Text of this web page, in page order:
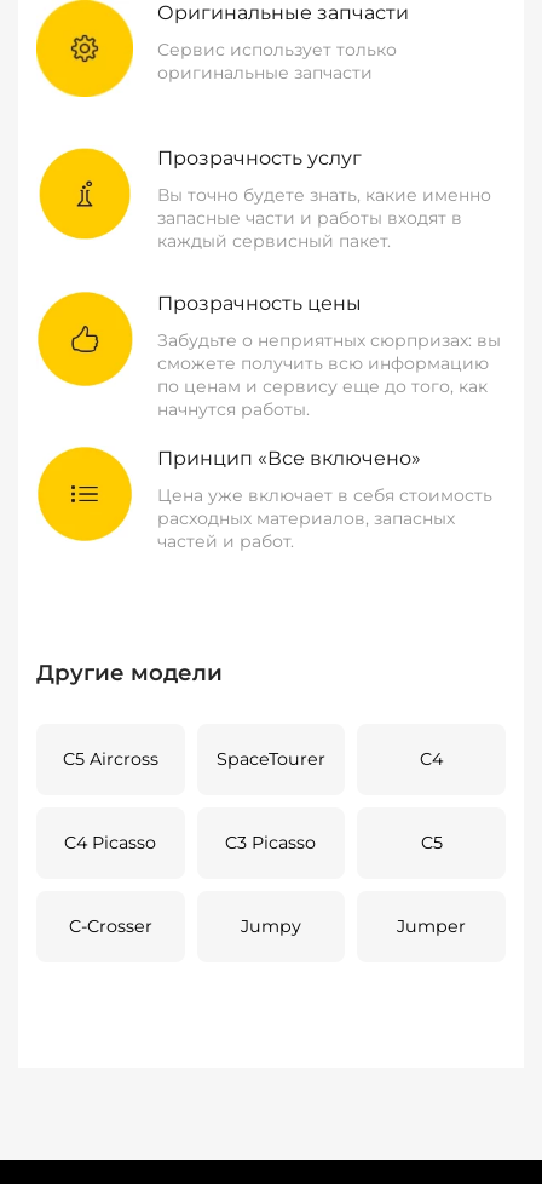
Оригинальные запчасти
Сервис использует только
оригинальные запчасти
Прозрачность услуг
Вы точно будете знать, какие именно
запасные части и работы входят в
каждый сервисный пакет.
Прозрачность цены
Забудьте о неприятных сюрпризах: вы
сможете получить всю информацию
по ценам и сервису еще до того, как
начнутся работы.
Принцип «Все включено»
Цена уже включает в себя стоимость
расходных материалов, запасных
частей и работ.
Другие модели
C5 Aircross SpaceTourer C4
C4 Picasso C3 Picasso C5
C-Crosser Jumpy Jumper